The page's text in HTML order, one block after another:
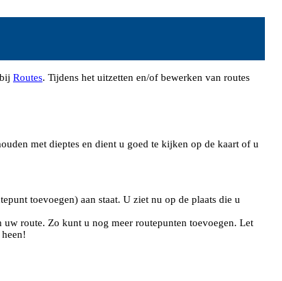
Routes. Tijdens het uitzetten en/of bewerken van routes
met dieptes en dient u goed te kijken op de kaart of u
toevoegen) aan staat. U ziet nu op de plaats die u
route. Zo kunt u nog meer routepunten toevoegen. Let